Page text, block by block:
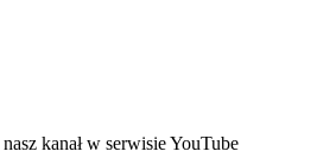
się w nowej karcie
kanał w serwisie YouTube